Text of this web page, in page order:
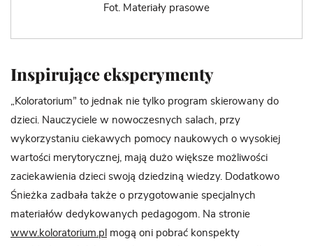
Fot. Materiały prasowe
Inspirujące eksperymenty
„Koloratorium” to jednak nie tylko program skierowany do
dzieci. Nauczyciele w nowoczesnych salach, przy
wykorzystaniu ciekawych pomocy naukowych o wysokiej
wartości merytorycznej, mają dużo większe możliwości
zaciekawienia dzieci swoją dziedziną wiedzy. Dodatkowo
Śnieżka zadbała także o przygotowanie specjalnych
materiałów dedykowanych pedagogom. Na stronie
www.koloratorium.pl mogą oni pobrać konspekty